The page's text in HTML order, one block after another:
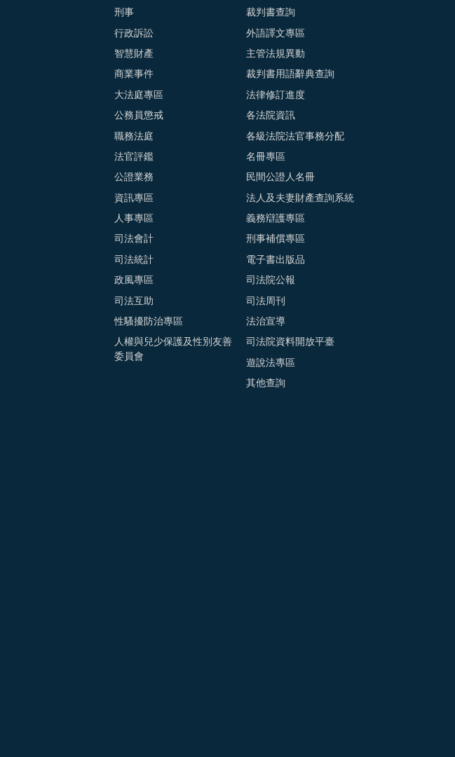
刑事
行政訴訟
智慧財產
商業事件
大法庭專區
公務員懲戒
職務法庭
法官評鑑
公證業務
資訊專區
人事專區
司法會計
司法統計
政風專區
司法互助
性騷擾防治專區
人權與兒少保護及性別友善
委員會
裁判書查詢
外語譯文專區
主管法規異動
裁判書用語辭典查詢
法律修訂進度
各法院資訊
各級法院法官事務分配
名冊專區
民間公證人名冊
法人及夫妻財產查詢系統
義務辯護專區
刑事補償專區
電子書出版品
司法院公報
司法周刊
法治宣導
司法院資料開放平臺
遊說法專區
其他查詢